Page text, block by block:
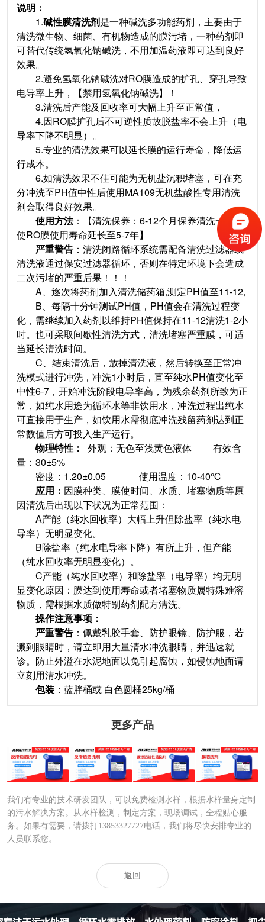
说明：
1.碱性膜清洗剂是一种碱洗多功能药剂，主要由于
清洗微生物、细菌、有机物造成的膜污堵，一种药剂即
可替代传统氢氧化钠碱洗，不用加温药液即可达到良好
效果。
2.避免氢氧化钠碱洗对RO膜造成的扩孔、穿孔导致
电导率上升，【禁用氢氧化钠碱洗】！
3.清洗后产能及回收率可大幅上升至正常值，
4.因RO膜扩孔后不可逆性质故脱盐率不会上升（电
导率下降不明显）。
5.专业的清洗效果可以延长膜的运行寿命，降低运
行成本。
6.如清洗效果不佳可能为无机盐沉积堵塞，可在充
分冲洗至PH值中性后使用MA109无机盐酸性专用清洗
剂会取得良好效果。
使用方法：【清洗保养：6-12个月保养清洗一次可
使RO膜使用寿命延长至5-7年】
严重警告 ：清洗闭路循环系统需配备清洗过滤器或
清洗液通过保安过滤器循环，否则在特定环境下会造成
二次污堵的严重后果！！！
A、逐次将药剂加入清洗储药箱,测定PH值至11-12,
B、每隔十分钟测试PH值，PH值会在清洗过程变
化，需继续加入药剂以维持PH值保持在11-12清洗1-2小
时。也可采取间歇性清洗方式，清洗堵塞严重膜，可适
当延长清洗时间。
C、结束清洗后，放掉清洗液，然后转换至正常冲
洗模式进行冲洗，冲洗1小时后，直至纯水PH值变化至
中性6-7，开始冲洗阶段电导率高，为残余药剂所致为正
常，如纯水用途为循环水等非饮用水，冲洗过程出纯水
可直接用于生产，如饮用水需彻底冲洗残留药剂达到正
常数值后方可投入生产运行。
物理特性：
外观：无色至浅黄色液体 有效含
量：30±5%
密度：1.20±0.05 使用温度：10-40℃
应用： 因膜种类、膜使时间、水质、堵塞物质等原
因清洗后出现以下状况为正常范围：
A产能（纯水回收率）大幅上升但除盐率（纯水电
导率）无明显变化。
B除盐率（纯水电导率下降）有所上升，但产能
（纯水回收率无明显变化）。
C产能（纯水回收率）和除盐率（电导率）均无明
显变化原因：膜达到使用寿命或者堵塞物质属特殊难溶
物质，需根据水质做特别药剂配方清洗。
操作注意事项：
严重警告 ：佩戴乳胶手套、防护眼镜、防护服，若
溅到眼睛时，请立即用大量清水冲洗眼睛，并迅速就
诊。防止外溢在水泥地面以免引起腐蚀，如侵蚀地面请
立刻用清水冲洗。
包装 ：蓝胖桶或 白色圆桶25kg/桶
更多产品
膜清洗剂 反渗透清洗剂
碱性反渗透膜清
洗剂
酸式膜清洗剂
MA109
我们有专业的技术研发团队，可以免费检测水样，根据水样量身定制
的污水解决方案。从水样检测，制定方案，现场调试，全程贴心服
务。如果有需要，请拨打13853327727电话，我们将尽快安排专业的
人员联系您。
返回